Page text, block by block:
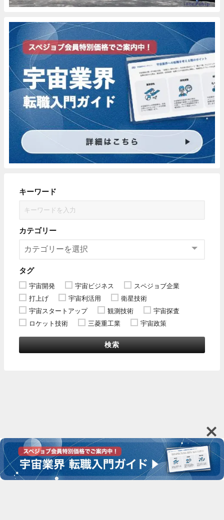
キーワード
カテゴリー
タグ
宇宙開発 宇宙ビジネス
スペジョブ企業
打上げ
宇宙利活用
衛星技術
宇宙スタートアップ
観測技術
宇宙探査
ロケット技術
三菱重工業 宇宙政策
検索